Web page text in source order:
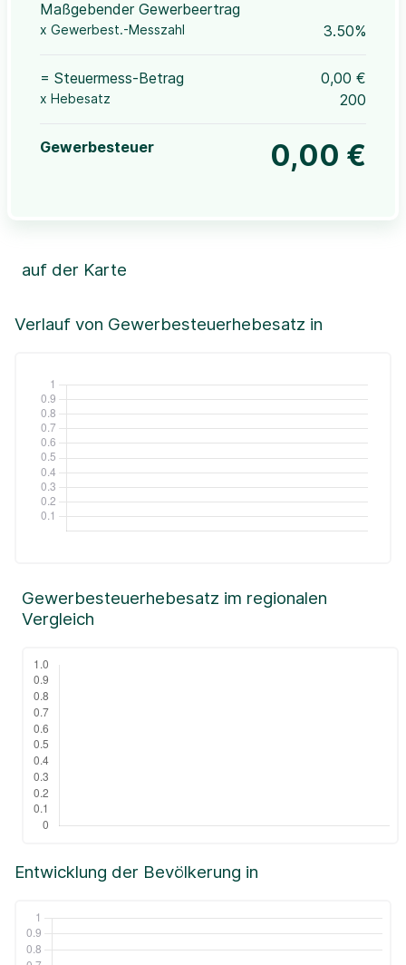
Maßgebender Gewerbeertrag
x Gewerbest.-Messzahl 3.50%
= Steuermess-Betrag 0,00 €
x Hebesatz 200
Gewerbesteuer 0,00 €
Verlauf von Gewerbesteuerhebesatz in
auf der Karte
+
Leaflet|©OpenStreetMap, ©CartoDB,
Entwicklung der Bevölkerung in
Gewerbesteuerhebesatz im regionalen
Vergleich